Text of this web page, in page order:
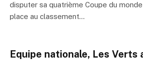
disputer sa quatrième Coupe du
place au classement…
Equipe nationale, Les Verts